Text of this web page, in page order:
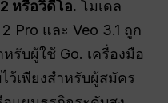
หรือวิดีโอ. โมเดล
Pro และ Veo 3.1 ถูก
รับผู้ใช้ Go. เครื่องมือ
ว้เพียงสำหรับผู้สมัคร